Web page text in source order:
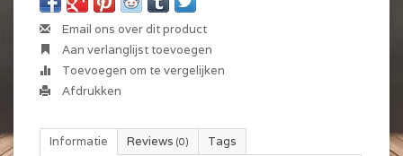
Email ons over dit product
Aan verlanglijst toevoegen
Toevoegen om te vergelijken
Afdrukken
Informatie Reviews (0) Tags